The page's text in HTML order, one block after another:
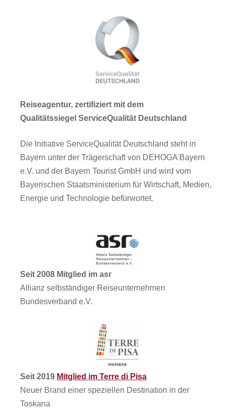
Reiseagentur, zertifiziert mit dem
Qualitätssiegel ServiceQualität Deutschland
Die Initiative ServiceQualität Deutschland steht in
Bayern unter der Trägerschaft von DEHOGA Bayern
e.V. und der Bayern Tourist GmbH und wird vom
Bayerischen Staatsministerium für Wirtschaft, Medien,
Energie und Technologie befürwortet.
Seit 2008 Mitglied im asr
Allianz selbständiger Reiseunternehmen
Bundesverband e.V.
Seit 2019 Mitglied im Terre di Pisa
Neuer Brand einer speziellen Destination in der
Toskana